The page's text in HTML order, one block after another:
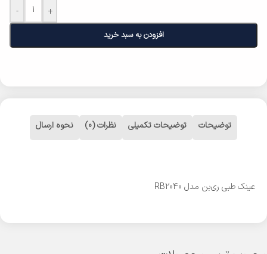
- +
افزودن به سبد خرید
توضیحات توضیحات تکمیلی نظرات (0) نحوه ارسال
عینک طبی ری‌بن مدل RB2040